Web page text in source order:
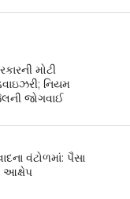
મોટી
નિયમ
જોગવાઈ
વંટોળમાં: પૈસા
આક્ષેપ